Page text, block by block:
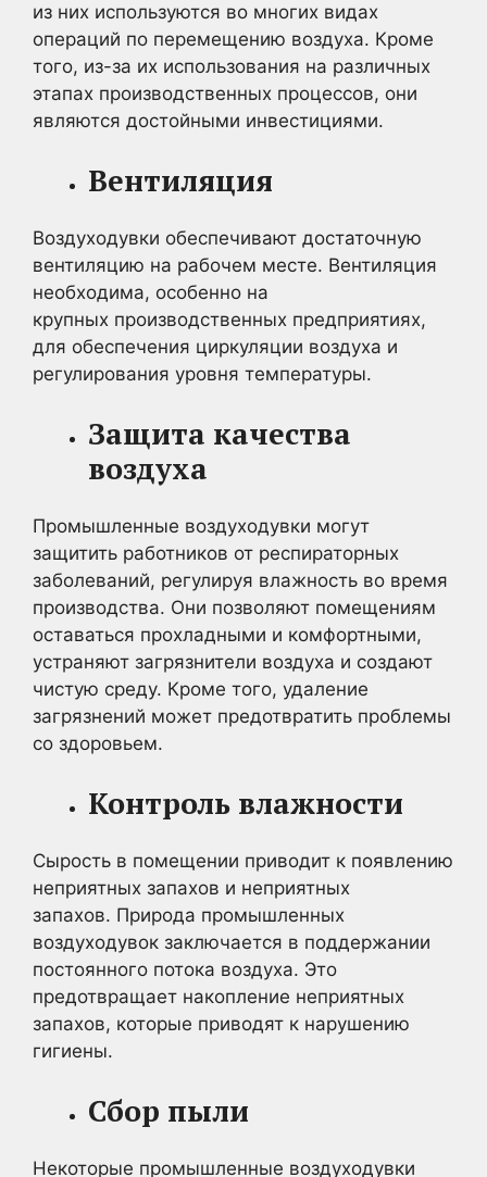
из них используются во многих видах
операций по перемещению воздуха. Кроме
того, из-за их использования на различных
этапах производственных процессов, они
являются достойными инвестициями.
Вентиляция
Воздуходувки обеспечивают достаточную
вентиляцию на рабочем месте. Вентиляция
необходима, особенно на
крупных производственных предприятиях,
для обеспечения циркуляции воздуха и
регулирования уровня температуры.
Защита качества
воздуха
Промышленные воздуходувки могут
защитить работников от респираторных
заболеваний, регулируя влажность во время
производства. Они позволяют помещениям
оставаться прохладными и комфортными,
устраняют загрязнители воздуха и создают
чистую среду. Кроме того, удаление
загрязнений может предотвратить проблемы
со здоровьем.
Контроль влажности
Сырость в помещении приводит к появлению
неприятных запахов и неприятных
запахов. Природа промышленных
воздуходувок заключается в поддержании
постоянного потока воздуха. Это
предотвращает накопление неприятных
запахов, которые приводят к нарушению
гигиены.
Сбор пыли
Некоторые промышленные воздуходувки